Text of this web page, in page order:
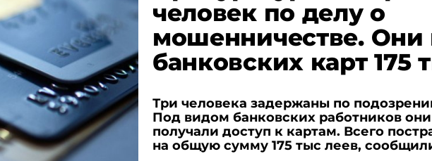
человек по делу о
мошенничестве. Они
банковских карт 175
Три человека задержаны по
Под видом банковских работников
получали доступ к картам. Всего
на общую сумму 175 тыс леев,